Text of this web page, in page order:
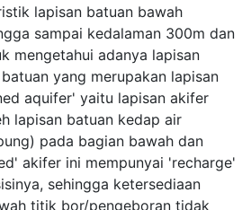
lapisan batuan bawah
sampai kedalaman 300m dan
mengetahui adanya lapisan
yang merupakan lapisan
aquifer' yaitu lapisan akifer
lapisan batuan kedap air
pada bagian bawah dan
akifer ini mempunyai 'recharge'
sehingga ketersediaan
titik bor/pengeboran tidak